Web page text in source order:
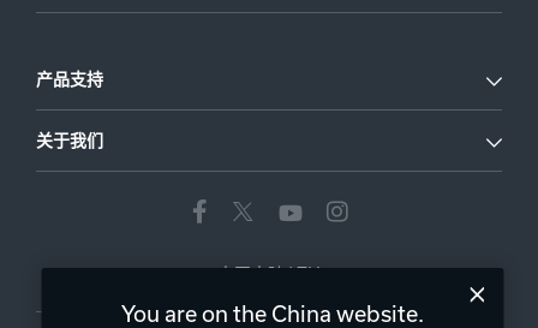
产品支持
关于我们
中国大陆|ZH
You are on the China website.